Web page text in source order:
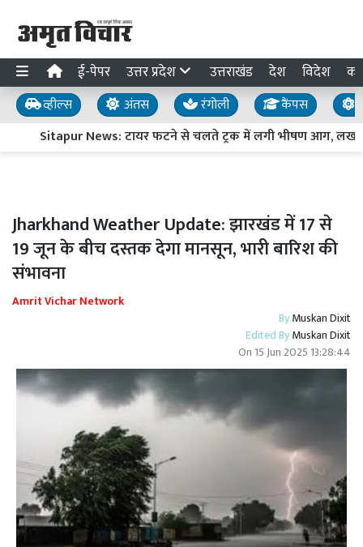
ई-पेपर उत्तर प्रदेश उत्तराखंड देश विदेश
व्हील्स अंतस रंगोली कैंपस
Sitapur News: टायर फटने से चलते ट्रक में लगी भीषण आग,
Jharkhand Weather Update: झारखंड में 17 से
19 जून के बीच दस्तक देगा मानसून, भारी बारिश की
संभावना
Amrit Vichar Network
ByMuskan Dixit
Edited ByMuskan Dixit
On 15 Jun 2025 13:28:44